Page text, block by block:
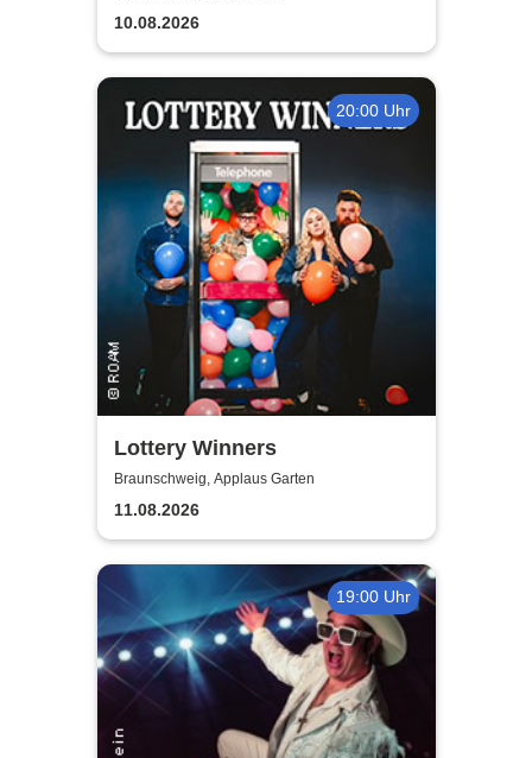
10.08.2026
20:00 Uhr
Lottery Winners
Braunschweig, Applaus Garten
11.08.2026
19:00 Uhr